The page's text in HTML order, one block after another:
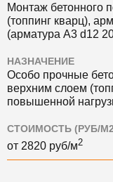
Монтаж бетонного
(топпинг кварц),
(арматура А3 d12
НАЗНАЧЕНИЕ
Особо прочные
верхним слоем
повышенной
СТОИМОСТЬ (РУБ/
от 2820 руб/м2